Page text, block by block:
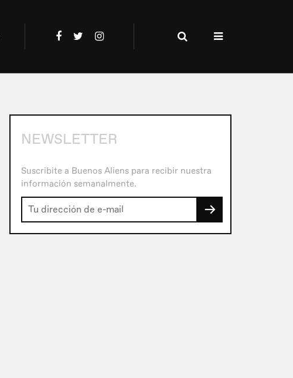
NEWSLETTER
Suscribite a Buenos Aliens para recibir nuestra
información semanalmente.
→